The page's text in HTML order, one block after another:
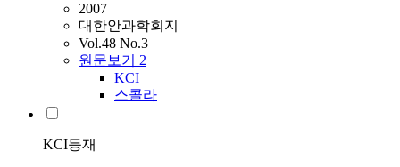
2007
대한안과학회지
Vol.48 No.3
원문보기 2
KCI
스콜라
KCI등재